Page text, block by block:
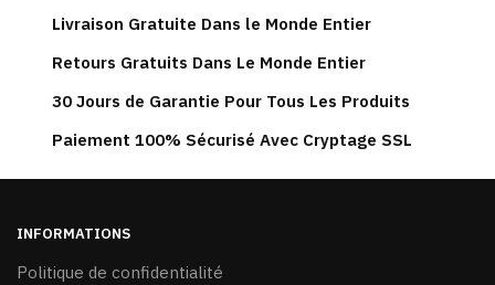
Livraison Gratuite Dans le Monde Entier
Retours Gratuits Dans Le Monde Entier
30 Jours de Garantie Pour Tous Les Produits
Paiement 100% Sécurisé Avec Cryptage SSL
INFORMATIONS
Politique de confidentialité